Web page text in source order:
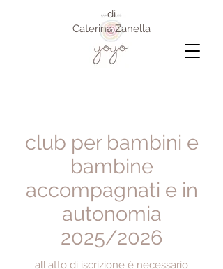
di
Caterina Zanella
club per bambini e
bambine
accompagnati e in
autonomia
2025/2026
all'atto di iscrizione è necessario